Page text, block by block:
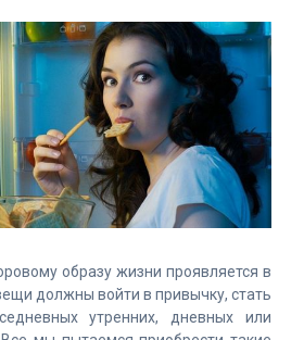
образу жизни проявляется в
должны войти в привычку, стать
утренних, дневных или